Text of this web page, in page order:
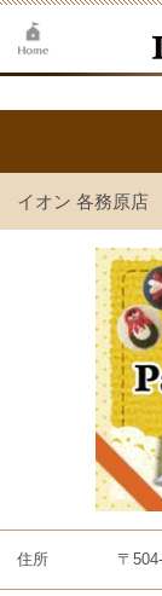
イオン 各務原店
住所 〒